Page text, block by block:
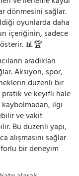
dönmesini sağlar.
oyunlarda daha
içeriğinin, sadece
📊🏆
aradıkları
Aksiyon, spor,
düzenli bir
pratik ve keyifli hale
kaybolmadan, ilgi
ve vakit
Bu düzenli yapı,
alışmasını sağlar
bir deneyim